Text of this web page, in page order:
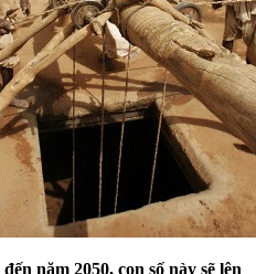
đến năm 2050, con số này sẽ lên